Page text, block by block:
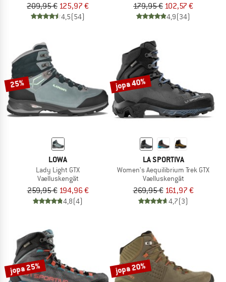
209,95 € 125,97 €
4,5(54)
179,95 € 102,57 €
4,9(34)
25%
LOWA
Lady Light GTX
Vaelluskengät
259,95 € 194,96 €
4,8(4)
jopa 40%
LA SPORTIVA
Women's Aequilibrium Trek GTX
Vaelluskengät
269,95 € 161,97 €
4,7(3)
jopa 25% jopa 20%